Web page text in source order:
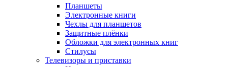
Планшеты
Электронные книги
Чехлы для планшетов
Защитные плёнки
Обложки для электронных книг
Стилусы
Телевизоры и приставки